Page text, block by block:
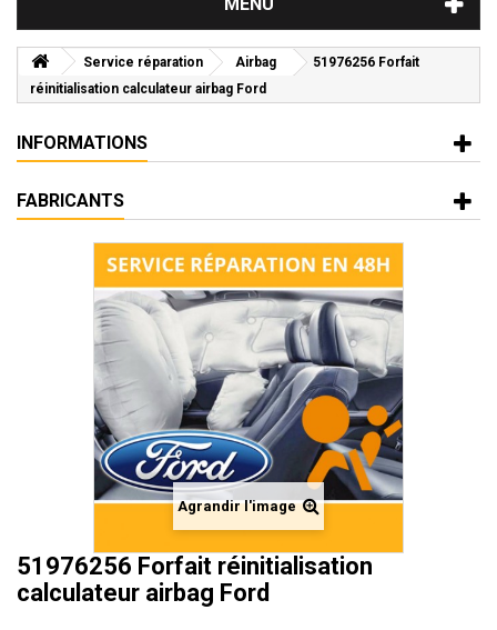
Service réparation Airbag
51976256 Forfait
réinitialisation calculateur airbag Ford
INFORMATIONS
FABRICANTS
Agrandir l'image
51976256 Forfait réinitialisation
calculateur airbag Ford